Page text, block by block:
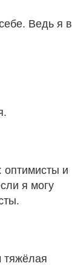
Ведь я в
и
я могу
тяжёлая